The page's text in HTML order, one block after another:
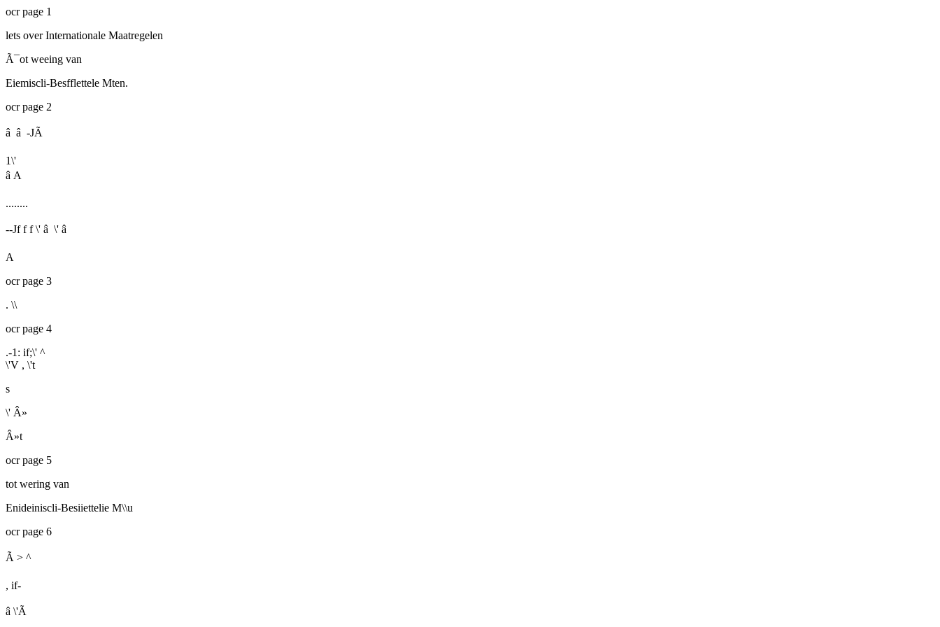
ocr page 1
lets over Internationale Maatregelen
Ã¯ot weeing van
Eiemiscli-Besfflettele Mten.
ocr page 2
â â -JÃ
1\'
â A
........
--Jf f f \' â \' â
A
ocr page 3
. \\
ocr page 4
.-1: if;\' ^
\'V , \'t
s
\' Â»
Â»t
ocr page 5
tot wering van
Enideiniscli-Besiiettelie M\\u
ocr page 6
Ã > ^
, if-
â \'Ã